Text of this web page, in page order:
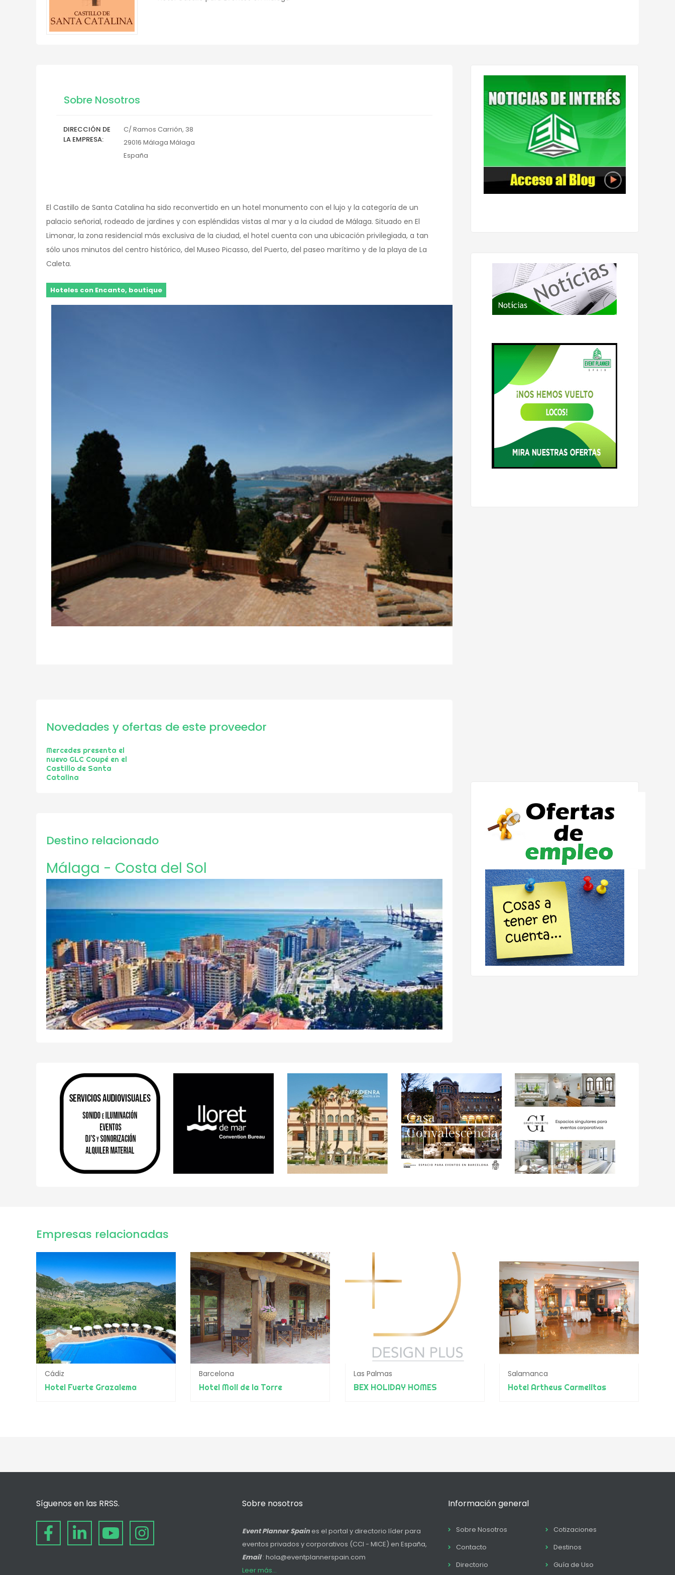
Sobre Nosotros
DIRECCIÓN DE
LA EMPRESA
C/ Ramos Carrión, 38
29016 Málaga Málaga
España
El Castillo de Santa Catalina ha sido reconvertido en un hotel monumento con el lujo y la categoría de un
palacio señorial, rodeado de jardines y con espléndidas vistas al mar y a la ciudad de Málaga. Situado en El
Limonar, la zona residencial más exclusiva de la ciudad, el hotel cuenta con una ubicación privilegiada, a tan
sólo unos minutos del centro histórico, del Museo Picasso, del Puerto, del paseo marítimo y de la playa de La
Caleta.
Hoteles con Encanto, boutique
Novedades y ofertas de este proveedor
Mercedes presenta el
nuevo GLC Coupé en el
Castillo de Santa
Catalina
Destino relacionado
Málaga - Costa del Sol
Empresas relacionadas
Cádiz
Hotel Fuerte Grazalema
Barcelona
Hotel Moli de la Torre
Las Palmas
BEX HOLIDAY HOMES
Salamanca
Hotel Artheus Carmelitas
Síguenos en las RRSS. Sobre nosotros
Event Planner Spaines el portal y directorio líder para
eventos privados y corporativos (CCI - MICE) en España,
Email: hola@eventplannerspain.com
Leer más...
Información general
Sobre Nosotros
Cotizaciones
Contacto
Destinos
Directorio
Guía de Uso